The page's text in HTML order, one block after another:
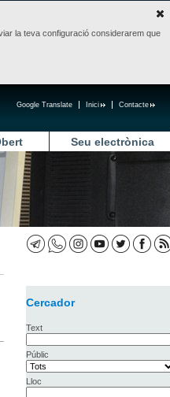
la teva configuració considerarem que
Contacte
Inici
Google Translate
Seu electrònica
Cercador
Text
Públic
Lloc